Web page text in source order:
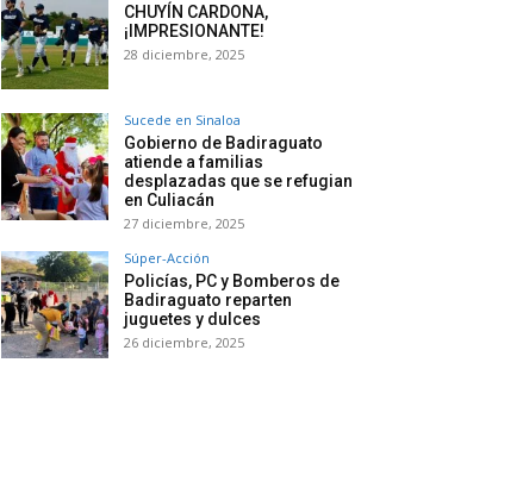
CHUYÍN CARDONA,
¡IMPRESIONANTE!
28 diciembre, 2025
Sucede en Sinaloa
Gobierno de Badiraguato
atiende a familias
desplazadas que se refugian
en Culiacán
27 diciembre, 2025
Súper-Acción
Policías, PC y Bomberos de
Badiraguato reparten
juguetes y dulces
26 diciembre, 2025